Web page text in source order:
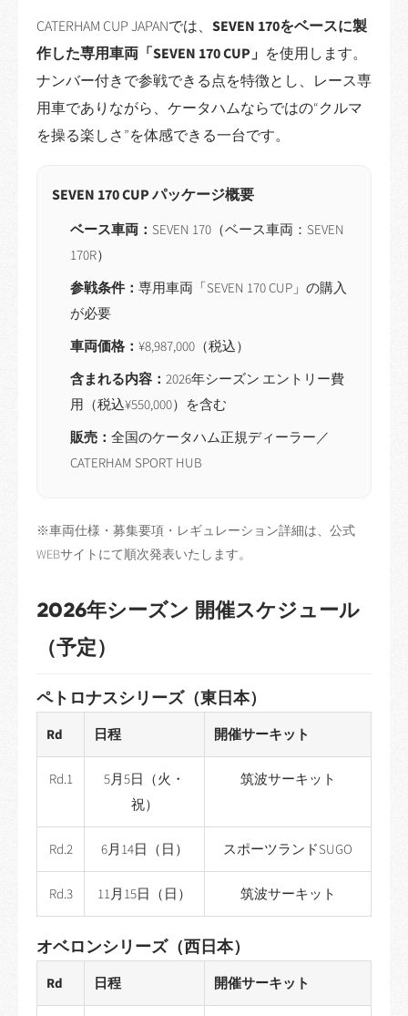
CATERHAM CUP JAPANでは、 SEVEN 170をベースに製
作した専用車両「SEVEN 170 CUP」 を使用します。
ナンバー付きで参戦できる点を特徴とし、レース専
用車でありながら、ケータハムならではの“クルマ
を操る楽しさ”を体感できる一台です。
SEVEN 170 CUP パッケージ概要
ベース車両： SEVEN 170（ベース車両：SEVEN
170R）
参戦条件： 専用車両「SEVEN 170 CUP」の購入
が必要
車両価格： ¥8,987,000（税込）
含まれる内容： 2026年シーズン エントリー費
用（税込¥550,000）を含む
販売： 全国のケータハム正規ディーラー／
CATERHAM SPORT HUB
※車両仕様・募集要項・レギュレーション詳細は、公式
WEBサイトにて順次発表いたします。
2026年シーズン 開催スケジュール
（予定）
ペトロナスシリーズ（東日本）
Rd 日程 開催サーキット
Rd.1
5月5日（火・
祝）
筑波サーキット
Rd.2 6月14日（日） スポーツランドSUGO
Rd.3 11月15日（日） 筑波サーキット
オベロンシリーズ（西日本）
Rd 日程 開催サーキット